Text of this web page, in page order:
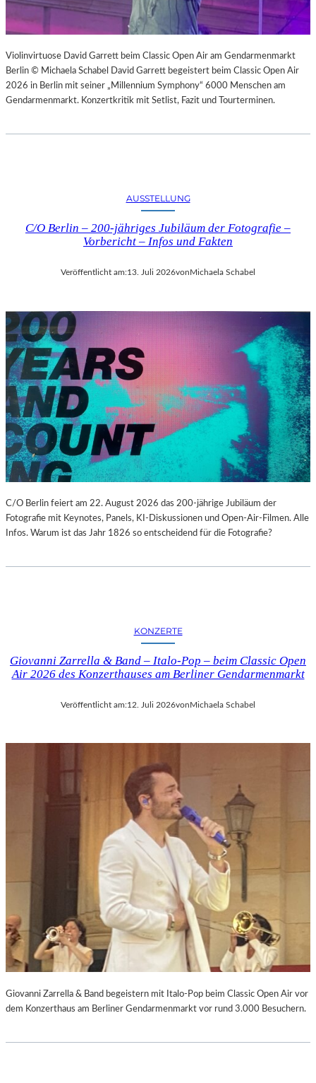
Violinvirtuose David Garrett beim Classic Open Air am Gendarmenmarkt
Berlin © Michaela Schabel David Garrett begeistert beim Classic Open Air
2026 in Berlin mit seiner „Millennium Symphony“ 6000 Menschen am
Gendarmenmarkt. Konzertkritik mit Setlist, Fazit und Tourterminen.
AUSSTELLUNG
C/O Berlin – 200-jähriges Jubiläum der Fotografie –
Vorbericht – Infos und Fakten
Veröffentlicht am:13. Juli 2026von Michaela Schabel
C/O Berlin feiert am 22. August 2026 das 200-jährige Jubiläum der
Fotografie mit Keynotes, Panels, KI-Diskussionen und Open-Air-Filmen. Alle
Infos. Warum ist das Jahr 1826 so entscheidend für die Fotografie?
KONZERTE
Giovanni Zarrella & Band – Italo-Pop – beim Classic Open
Air 2026 des Konzerthauses am Berliner Gendarmenmarkt
Veröffentlicht am:12. Juli 2026von Michaela Schabel
Giovanni Zarrella & Band begeistern mit Italo-Pop beim Classic Open Air vor
dem Konzerthaus am Berliner Gendarmenmarkt vor rund 3.000 Besuchern.